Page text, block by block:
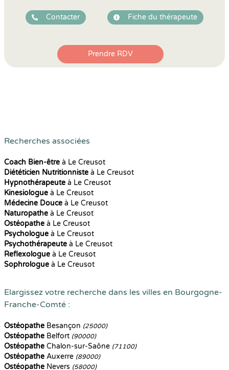
Contacter Fiche du thérapeute
Prendre RDV
Recherches associées
Coach Bien-être à Le Creusot
Diététicien Nutritionniste à Le Creusot
Hypnothérapeute à Le Creusot
Kinesiologue à Le Creusot
Médecine Douce à Le Creusot
Naturopathe à Le Creusot
Ostéopathe à Le Creusot
Psychologue à Le Creusot
Psychothérapeute à Le Creusot
Reflexologue à Le Creusot
Sophrologue à Le Creusot
Elargissez votre recherche dans les villes en Bourgogne-
Franche-Comté :
Ostéopathe Besançon (25000)
Ostéopathe Belfort (90000)
Ostéopathe Chalon-sur-Saône (71100)
Ostéopathe Auxerre (89000)
Ostéopathe Nevers (58000)